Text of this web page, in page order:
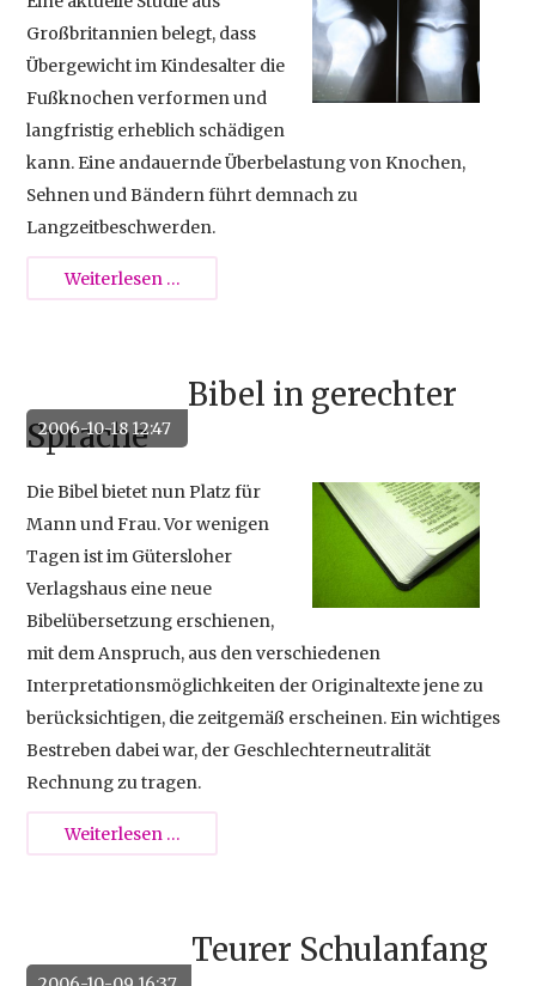
Großbritannien belegt, dass
Übergewicht im Kindesalter die
Fußknochen verformen und
langfristig erheblich schädigen
kann. Eine andauernde Überbelastung von Knochen,
Sehnen und Bändern führt demnach zu
Langzeitbeschwerden.
Weiterlesen …Dicke
verformte
Knochen
2006-10-18 12:47
Bibel in gerechter
Sprache
Die Bibel bietet nun Platz für
Mann und Frau. Vor wenigen
Tagen ist im Gütersloher
Verlagshaus eine neue
Bibelübersetzung erschienen,
mit dem Anspruch, aus den verschiedenen
Interpretationsmöglichkeiten der Originaltexte jene zu
berücksichtigen, die zeitgemäß erscheinen. Ein wichtiges
Bestreben dabei war, der Geschlechterneutralität
Rechnung zu tragen.
Weiterlesen …Bibel
Teurer Schulanfang